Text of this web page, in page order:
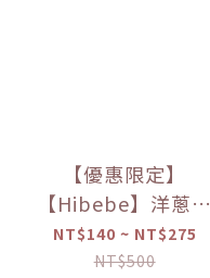
【優惠限定】
【Hibebe】洋蔥蘋
果魚湯250ml/包｜
2包/盒｜虱目魚湯
NT$140 ~ NT$275
NT$500